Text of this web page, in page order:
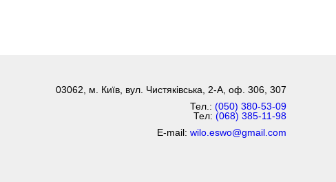
03062, м. Київ, вул. Чистяківська, 2-А, оф. 306, 307
Тел.: (050) 380-53-09
Тел: (068) 385-11-98
E-mail: wilo.eswo@gmail.com